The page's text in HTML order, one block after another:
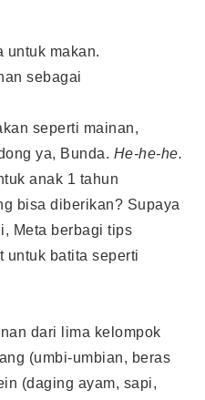
untuk makan.
sebagai
seperti mainan,
ya, Bunda. He-he-he.
anak 1 tahun
bisa diberikan? Supaya
Meta berbagi tips
untuk batita seperti
dari lima kelompok
(umbi-umbian, beras
(daging ayam, sapi,